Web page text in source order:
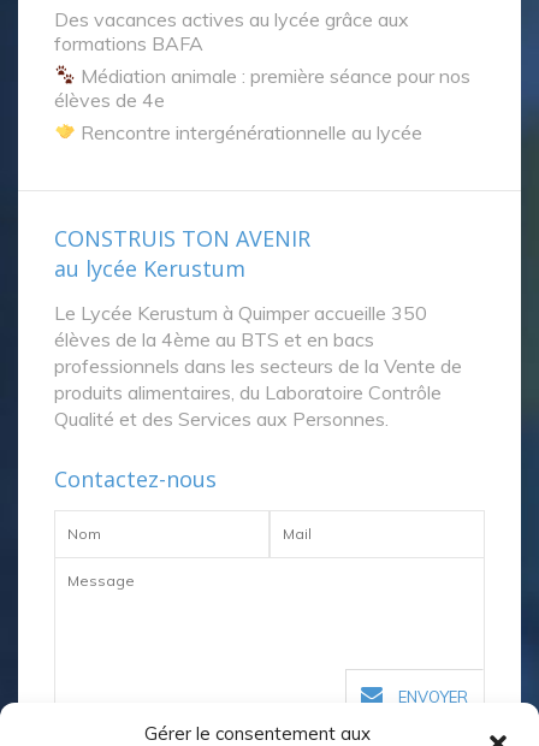
Gérer le consentement aux
Des vacances actives au lycée grâce aux
formations BAFA
Médiation animale : première séance pour nos
élèves de 4e
Rencontre intergénérationnelle au lycée
CONSTRUIS TON AVENIR
au lycée Kerustum
Le Lycée Kerustum à Quimper accueille 350
élèves de la 4ème au BTS et en bacs
professionnels dans les secteurs de la Vente de
produits alimentaires, du Laboratoire Contrôle
Qualité et des Services aux Personnes.
Contactez-nous
ENVOYER